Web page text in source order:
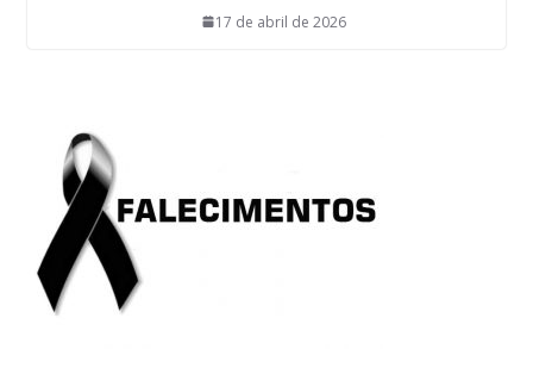
17 de abril de 2026